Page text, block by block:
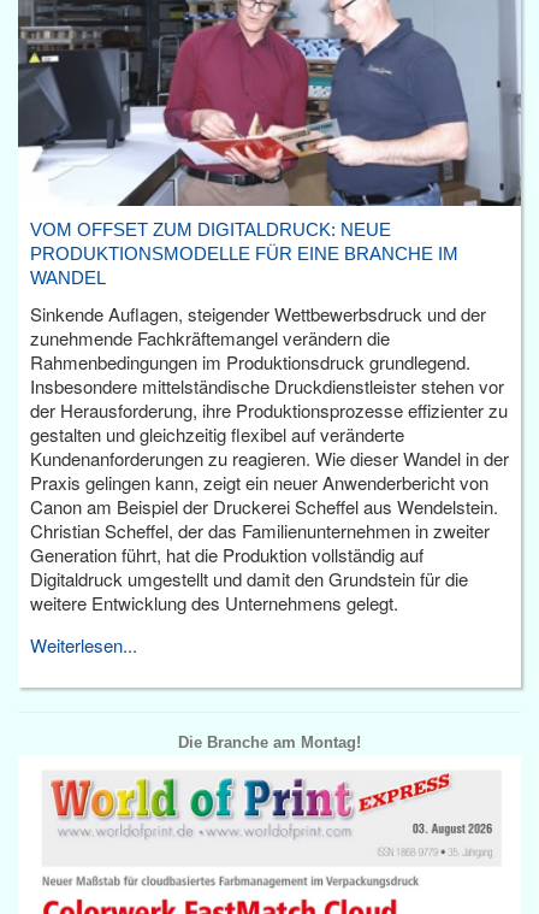
VOM OFFSET ZUM DIGITALDRUCK: NEUE
PRODUKTIONSMODELLE FÜR EINE BRANCHE IM
WANDEL
Sinkende Auflagen, steigender Wettbewerbsdruck und der
zunehmende Fachkräftemangel verändern die
Rahmenbedingungen im Produktionsdruck grundlegend.
Insbesondere mittelständische Druckdienstleister stehen vor
der Herausforderung, ihre Produktionsprozesse effizienter zu
gestalten und gleichzeitig flexibel auf veränderte
Kundenanforderungen zu reagieren. Wie dieser Wandel in der
Praxis gelingen kann, zeigt ein neuer Anwenderbericht von
Canon am Beispiel der Druckerei Scheffel aus Wendelstein.
Christian Scheffel, der das Familienunternehmen in zweiter
Generation führt, hat die Produktion vollständig auf
Digitaldruck umgestellt und damit den Grundstein für die
weitere Entwicklung des Unternehmens gelegt.
Weiterlesen...
Die Branche am Montag!